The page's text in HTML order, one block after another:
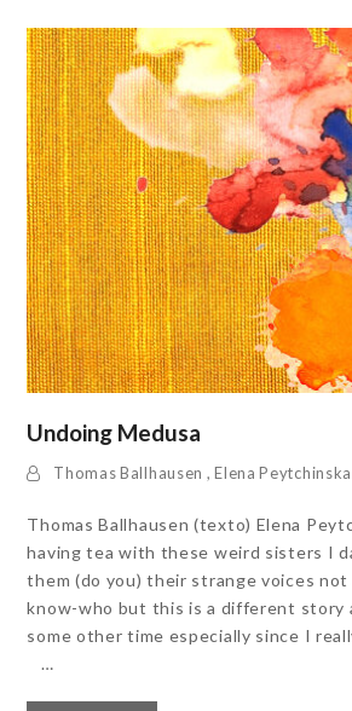
Undoing Medusa
Thomas Ballhausen ,Elena Peytchinska
Thomas Ballhausen (texto) Elena
having tea with these weird sisters I
them (do you) their strange voices not
know-who but this is a different story
some other time especially since I
…